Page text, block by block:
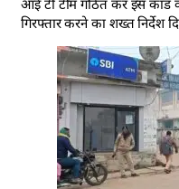
आई टी टीम गठित कर इस कांड
गिरफ्तार करने का शख्त निर्देश